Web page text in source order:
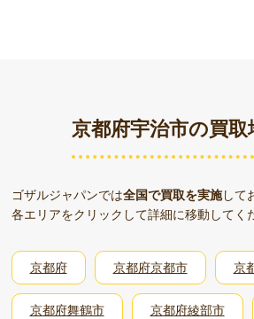
京都府宇治市の買取
ゴザルジャパンでは全国で買取を実施して
各エリアをクリックして詳細に移動してく
京都府 京都府京都市 京
京都府舞鶴市 京都府綾部市